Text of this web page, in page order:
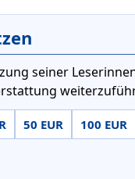
seiner
50 EUR 100 EUR